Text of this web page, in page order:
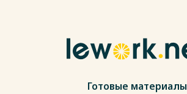
Готовые материалы